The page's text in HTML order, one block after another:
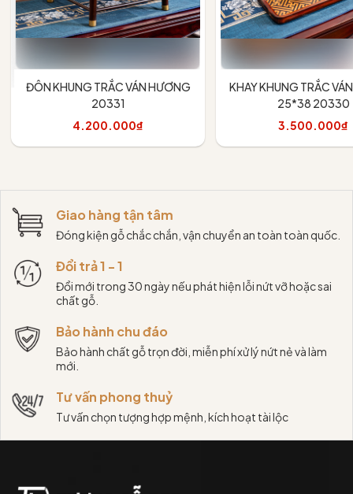
ĐÔN KHUNG TRẮC VÁN HƯƠNG
20331
4.200.000₫
KHAY KHUNG TRẮC
25*38 20330
3.500.000₫
Giao hàng tận tâm
Đóng kiện gỗ chắc chắn, vận chuyển an toàn toàn quốc.
Đổi trả 1 - 1
Đổi mới trong 30 ngày nếu phát hiện lỗi nứt vỡ hoặc sai
chất gỗ.
Bảo hành chu đáo
Bảo hành chất gỗ trọn đời, miễn phí xử lý nứt nẻ và làm
mới.
Tư vấn phong thuỷ
Tư vấn chọn tượng hợp mệnh, kích hoạt tài lộc